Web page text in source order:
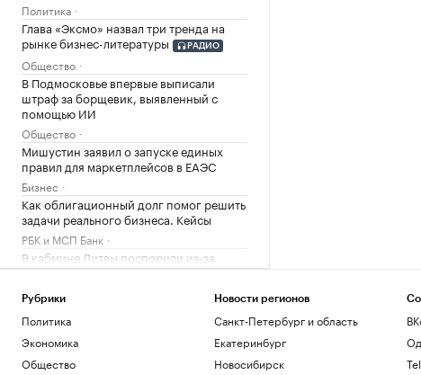
Политика
Глава «Эксмо» назвал три тренда на
рынке бизнес-литературы
РАДИО
Общество
В Подмосковье впервые выписали
штраф за борщевик, выявленный с
помощью ИИ
Общество
Мишустин заявил о запуске единых
правил для маркетплейсов в ЕАЭС
Бизнес
Как облигационный долг помог решить
задачи реального бизнеса. Кейсы
РБК и МСП Банк
В кабмине Литвы поспорили из-за
«российской угрозы»
Политика
Рост цен на жилье в июле охватил все
округа Москвы
Недвижимость
OpenAI выпустит умную колонку в
Рубрики
Политика
Экономика
Общество
Новости регионов
Санкт-Петербург и область
Екатеринбург
Новосибирск